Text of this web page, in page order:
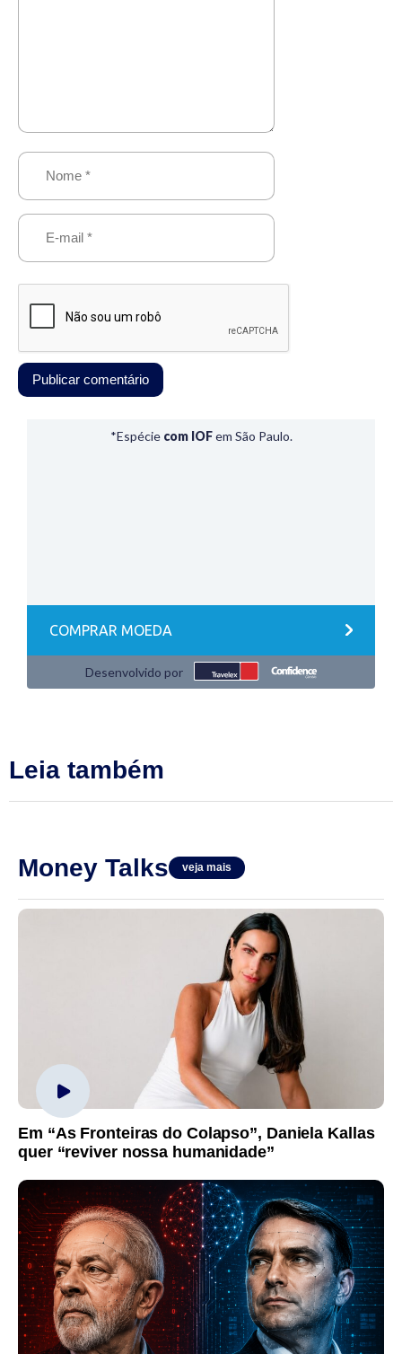
Leia também
Money Talks veja mais
Em “As Fronteiras do Colapso”, Daniela Kallas
quer “reviver nossa humanidade”